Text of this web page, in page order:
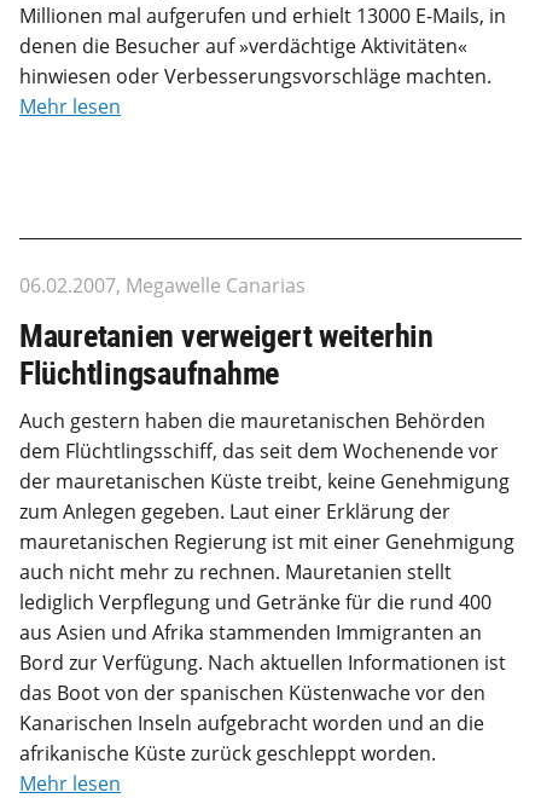
Millionen mal aufgerufen und erhielt 13000 E-Mails, in
denen die Besucher auf »verdächtige Aktivitäten«
hinwiesen oder Verbesserungsvorschläge machten.
Mehr lesen
06.02.2007, Megawelle Canarias
Mauretanien verweigert weiterhin
Flüchtlingsaufnahme
Auch gestern haben die mauretanischen Behörden
dem Flüchtlingsschiff, das seit dem Wochenende vor
der mauretanischen Küste treibt, keine Genehmigung
zum Anlegen gegeben. Laut einer Erklärung der
mauretanischen Regierung ist mit einer Genehmigung
auch nicht mehr zu rechnen. Mauretanien stellt
lediglich Verpflegung und Getränke für die rund 400
aus Asien und Afrika stammenden Immigranten an
Bord zur Verfügung. Nach aktuellen Informationen ist
das Boot von der spanischen Küstenwache vor den
Kanarischen Inseln aufgebracht worden und an die
afrikanische Küste zurück geschleppt worden.
Mehr lesen